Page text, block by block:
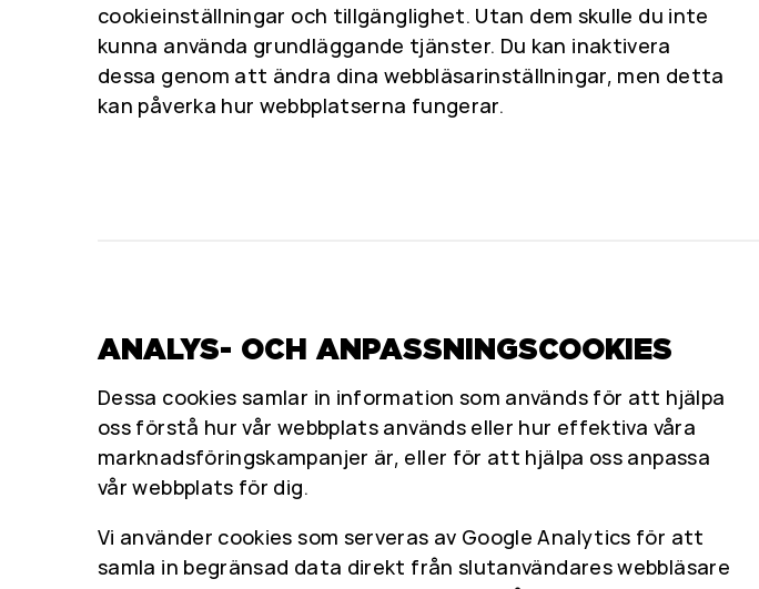
cookieinställningar och tillgänglighet. Utan dem skulle du inte
kunna använda grundläggande tjänster. Du kan inaktivera
dessa genom att ändra dina webbläsarinställningar, men detta
kan påverka hur webbplatserna fungerar.
ANALYS- OCH ANPASSNINGSCOOKIES
Dessa cookies samlar in information som används för att hjälpa
oss förstå hur vår webbplats används eller hur effektiva våra
marknadsföringskampanjer är, eller för att hjälpa oss anpassa
vår webbplats för dig.
Vi använder cookies som serveras av Google Analytics för att
samla in begränsad data direkt från slutanvändares webbläsare